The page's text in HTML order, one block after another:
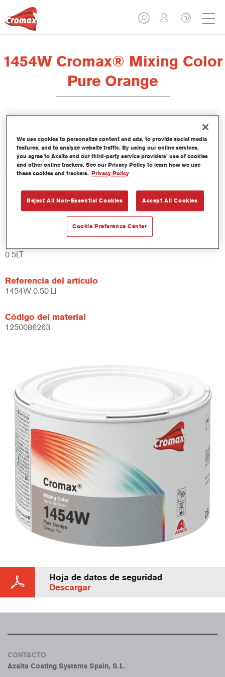
1454W Cromax® Mixing Color
Pure Orange
Este tinte concentrado base agua forma parte del sistema base
bicapa al agua Cromax.
Características del producto
Extraordinario rendimiento del color.
Fácil aplicación en un proceso húmedo sobre húmedo.
Base de datos con más de 30.000 fórmulas de colores
lisos, metalizados y perlados, en constante actualización.
0.5LT
Referencia del artículo
1454W 0.50 LI
Código del material
1250086263
Hoja de datos de seguridad
Descargar
CONTACTO
Axalta Coating Systems Spain, S.L.
We use cookies to personalize content and ads, to provide social media
features, and to analyze website traffic. By using our online services,
you agree to Axalta and our third-party service providers’ use of cookies
and other online trackers. See our Privacy Policy to learn how we use
these cookies and trackers. Privacy Policy
Reject All Non-Essential Cookies Accept All Cookies
Cookie Preference Center